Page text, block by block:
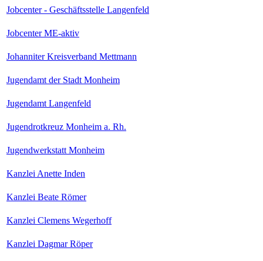
Jobcenter - Geschäftsstelle Langenfeld
Jobcenter ME-aktiv
Johanniter Kreisverband Mettmann
Jugendamt der Stadt Monheim
Jugendamt Langenfeld
Jugendrotkreuz Monheim a. Rh.
Jugendwerkstatt Monheim
Kanzlei Anette Inden
Kanzlei Beate Römer
Kanzlei Clemens Wegerhoff
Kanzlei Dagmar Röper